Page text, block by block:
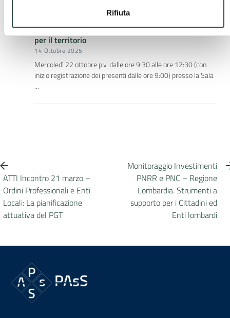
Rifiuta
Incontro e Webinar Ordini Professionali e Enti
Locali – Dal dialogo innovativo alle azioni concrete
per il territorio
14 Ottobre 2025
Mercoledì 22 ottobre p.v. dalle ore 9:30 alle ore 12:30 (con
inizio registrazione dei presenti dalle ore 9:00) presso la Sala
...
ATTI Incontro 21 marzo –
Ordini Professionali e Enti
Locali: La pianificazione
attuativa del PGT
Monitoraggio Investimenti
PNRR e PNC – Regione
Lombardia. Strumenti a
supporto per i Cittadini ed
Enti lombardi